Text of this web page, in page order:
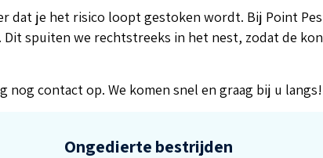
dat je het risico loopt gestoken wordt. Bij Point
spuiten we rechtstreeks in het nest, zodat de
nog contact op. We komen snel en graag bij u langs!
Ongedierte bestrijden